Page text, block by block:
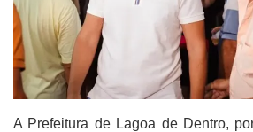
A Prefeitura de Lagoa de Dentro,